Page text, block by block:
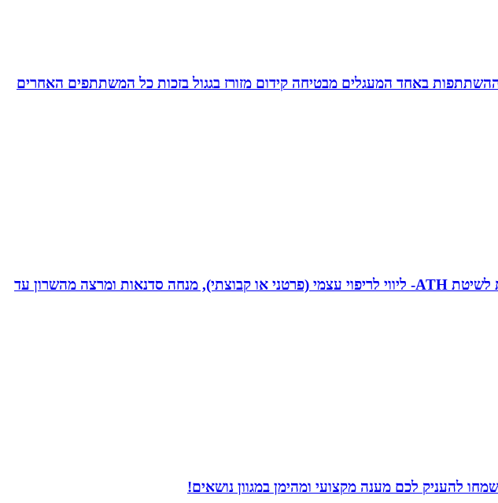
באחד המעגלים מבטיחה קידום מזורז בגגול בזכות כל המשתתפים האחרים
טובה גיטי זינגר אחות טיפול נמרץ במקצועי בעקבות תאונה רותקתי לכיסא גלגלים. אני מומחית לשיטת ATH- ליווי לריפוי עצמי (פרטני או קבוצתי), מנחה סדנאות ומרצה מהשרון עד
להעניק לכם מענה מקצועי ומהימן במגוון נושאים!